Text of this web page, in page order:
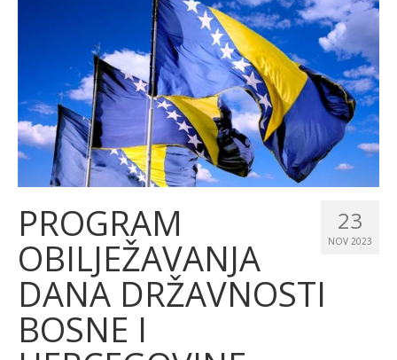
Javne nabavke
Značajni datumi i manifestacije
Program energetske efikasnosti u stambenom
sektoru
23
NOV 2023
PROGRAM
OBILJEŽAVANJA
DANA DRŽAVNOSTI
BOSNE I